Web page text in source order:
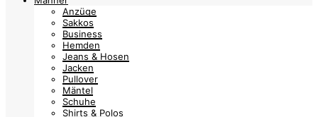
Anzüge
Sakkos
Business
Hemden
Jeans & Hosen
Jacken
Pullover
Mäntel
Schuhe
Shirts & Polos